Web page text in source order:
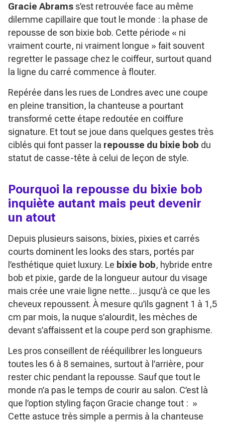
Gracie Abrams s’est retrouvée face au même
dilemme capillaire que tout le monde : la phase de
repousse de son bixie bob. Cette période « ni
vraiment courte, ni vraiment longue » fait souvent
regretter le passage chez le coiffeur, surtout quand
la ligne du carré commence à flouter.
Repérée dans les rues de Londres avec une coupe
en pleine transition, la chanteuse a pourtant
transformé cette étape redoutée en coiffure
signature. Et tout se joue dans quelques gestes très
ciblés qui font passer la repousse du bixie bob du
statut de casse-tête à celui de leçon de style.
Pourquoi la repousse du bixie bob
inquiète autant mais peut devenir
un atout
Depuis plusieurs saisons, bixies, pixies et carrés
courts dominent les looks des stars, portés par
l’esthétique quiet luxury. Le bixie bob, hybride entre
bob et pixie, garde de la longueur autour du visage
mais crée une vraie ligne nette… jusqu’à ce que les
cheveux repoussent. À mesure qu’ils gagnent 1 à 1,5
cm par mois, la nuque s’alourdit, les mèches de
devant s’affaissent et la coupe perd son graphisme.
Les pros conseillent de rééquilibrer les longueurs
toutes les 6 à 8 semaines, surtout à l’arrière, pour
rester chic pendant la repousse. Sauf que tout le
monde n’a pas le temps de courir au salon. C’est là
que l’option styling façon Gracie change tout : »
Cette astuce très simple a permis à la chanteuse